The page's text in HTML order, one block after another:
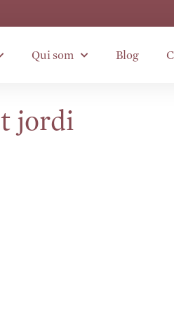
Qui som Blog
jordi